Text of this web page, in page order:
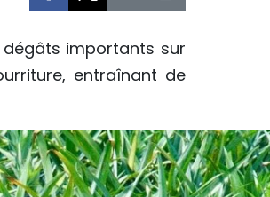
importants sur
entraînant de